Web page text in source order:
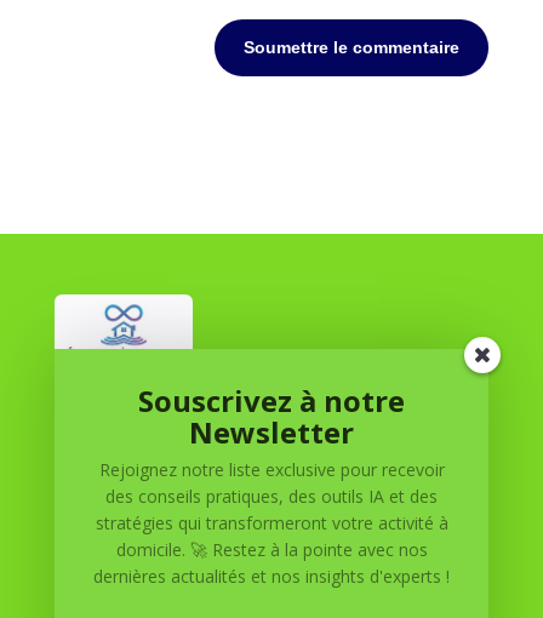
Soumettre le commentaire
Réussite à Domicile
Réussite à Domicile est votre partenaire de confiance
pour atteindre vos objectifs depuis le confort de votre
maison. Nous offrons des solutions personnalisées pour
vous aider à réussir.
Souscrivez à notre
Newsletter
Rejoignez notre liste exclusive pour recevoir
des conseils pratiques, des outils IA et des
stratégies qui transformeront votre activité à
domicile. 🚀 Restez à la pointe avec nos
dernières actualités et nos insights d'experts !